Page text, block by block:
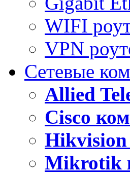
WIFI
VPN
Сетевые
Allied
Cisco
Mikrotik